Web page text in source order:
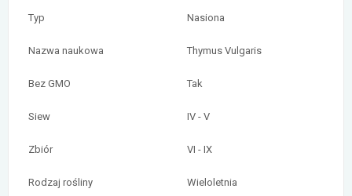
Typ Nasiona
Nazwa naukowa Thymus Vulgaris
Bez GMO Tak
Siew IV - V
Zbiór VI - IX
Rodzaj rośliny Wieloletnia